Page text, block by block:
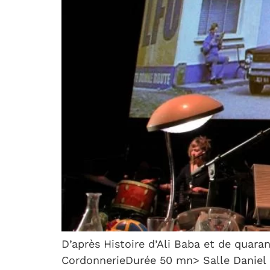
D’après Histoire d’Ali Baba et de
CordonnerieDurée 50 mn> Salle